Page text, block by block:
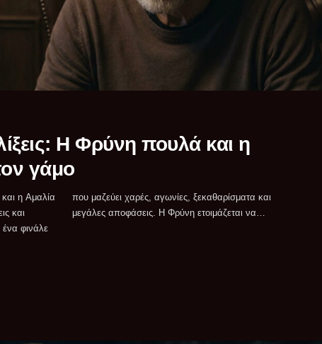
Η Φρύνη πουλά και η
γάμο
η Αμαλία
και
ένα φινάλε
και
μεγάλες αποφάσεις. Η Φρύνη ετοιμάζεται να…